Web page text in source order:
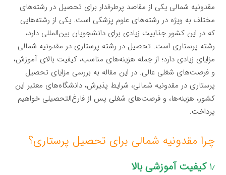
مقدونیه شمالی یکی از مقاصد پرطرفدار برای تحصیل در رشته‌های
مختلف به ویژه در رشته‌های علوم پزشکی است. یکی از رشته‌هایی
که در این کشور جذابیت زیادی برای دانشجویان بین‌المللی دارد،
رشته پرستاری است. تحصیل در رشته پرستاری در مقدونیه شمالی
مزایای زیادی دارد؛ از جمله هزینه‌های مناسب، کیفیت بالای آموزش،
و فرصت‌های شغلی عالی. در این مقاله به بررسی مزایای تحصیل
پرستاری در مقدونیه شمالی، شرایط پذیرش، دانشگاه‌های معتبر این
کشور، هزینه‌ها، و فرصت‌های شغلی پس از فارغ‌التحصیلی خواهیم
پرداخت.
چرا مقدونیه شمالی برای تحصیل پرستاری؟
۱٫ کیفیت آموزشی بالا